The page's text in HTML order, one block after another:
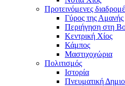
Προτεινόμενες
Γύρος της Αμανής
Περιήγηση στη
Κεντρική Χίος
Κάμπος
Μαστιχοχώρια
Πολιτισμός
Ιστορία
Πνευματική